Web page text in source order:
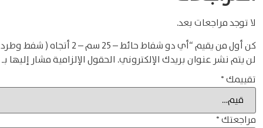
لا توجد مراجعات بعد.
كن أول من يقيم “أي دو شفاط حائط – 25 سم – 2 أتجاه ( شفط وطرد ) WVF25-GRY”
لن يتم نشر عنوان بريدك الإلكتروني. الحقول الإلزامية مشار إليها بـ
تقييمك*
مراجعتك*